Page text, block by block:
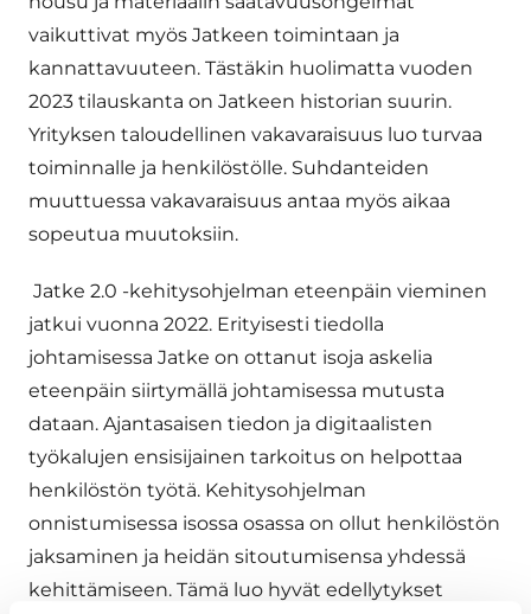
vaikuttivat myös Jatkeen toimintaan ja
kannattavuuteen. Tästäkin huolimatta vuoden
2023 tilauskanta on Jatkeen historian suurin.
Yrityksen taloudellinen vakavaraisuus luo turvaa
toiminnalle ja henkilöstölle. Suhdanteiden
muuttuessa vakavaraisuus antaa myös aikaa
sopeutua muutoksiin.
Jatke 2.0 -kehitysohjelman eteenpäin vieminen
jatkui vuonna 2022. Erityisesti tiedolla
johtamisessa Jatke on ottanut isoja askelia
eteenpäin siirtymällä johtamisessa mutusta
dataan. Ajantasaisen tiedon ja digitaalisten
työkalujen ensisijainen tarkoitus on helpottaa
henkilöstön työtä. Kehitysohjelman
onnistumisessa isossa osassa on ollut henkilöstön
jaksaminen ja heidän sitoutumisensa yhdessä
kehittämiseen. Tämä luo hyvät edellytykset